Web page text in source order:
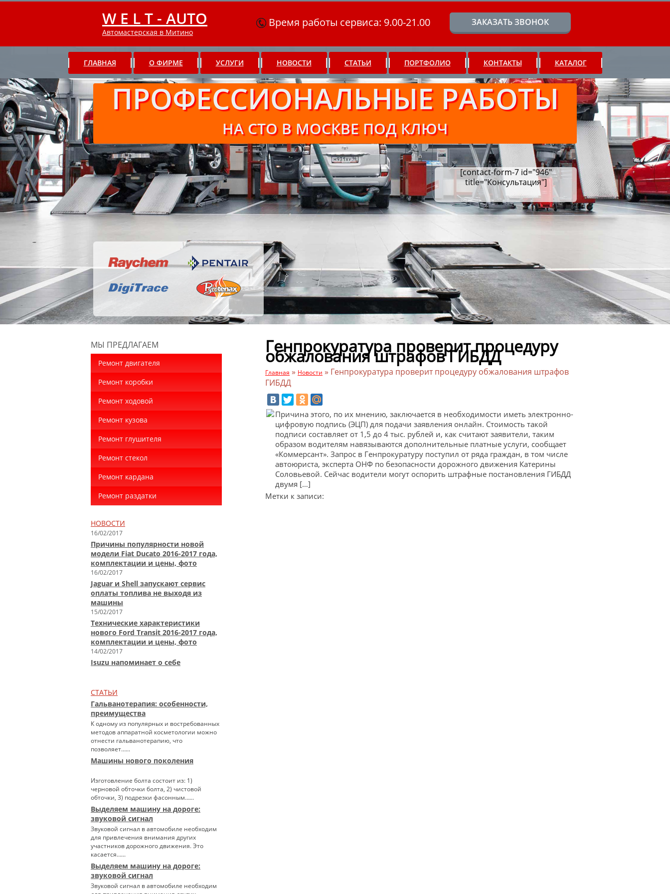
W E L T - AUTO
Автомастерская в Митино
Время работы сервиса: 9.00-21.00 ЗАКАЗАТЬ ЗВОНОК
ГЛАВНАЯ О ФИРМЕ УСЛУГИ НОВОСТИ СТАТЬИ ПОРТФОЛИО КОНТАКТЫ КАТАЛОГ
ПРОФЕССИОНАЛЬНЫЕ РАБОТЫ
НА СТО В МОСКВЕ ПОД КЛЮЧ
[contact-form-7 id="946"
title="Консультация"]
МЫ ПРЕДЛАГАЕМ
Ремонт двигателя
Ремонт коробки
Ремонт ходовой
Ремонт кузова
Ремонт глушителя
Ремонт стекол
Ремонт кардана
Ремонт раздатки
НОВОСТИ
16/02/2017
Причины популярности новой
модели Fiat Ducato 2016-2017 года,
комплектации и цены, фото
16/02/2017
Jaguar и Shell запускают сервис
оплаты топлива не выходя из
машины
15/02/2017
Технические характеристики
нового Ford Transit 2016-2017 года,
комплектации и цены, фото
14/02/2017
Isuzu напоминает о себе
СТАТЬИ
Гальванотерапия: особенности,
преимущества
К одному из популярных и востребованных
методов аппаратной косметологии можно
отнести гальванотерапию, что
позволяет…...
Машины нового поколения
Изготовление болта состоит из: 1)
черновой обточки болта, 2) чистовой
обточки, 3) подрезки фасонным…...
Выделяем машину на дороге:
звуковой сигнал
Звуковой сигнал в автомобиле необходим
для привлечения внимания других
участников дорожного движения. Это
касается…...
Выделяем машину на дороге:
звуковой сигнал
Звуковой сигнал в автомобиле необходим
Генпрокуратура проверит процедуру
обжалования штрафов ГИБДД
Главная » Новости » Генпрокуратура проверит процедуру обжалования штрафов
ГИБДД
Причина этого, по их мнению, заключается в необходимости иметь электронно-
цифровую подпись (ЭЦП) для подачи заявления онлайн. Стоимость такой
подписи составляет от 1,5 до 4 тыс. рублей и, как считают заявители, таким
образом водителям навязываются дополнительные платные услуги, сообщает
«Коммерсант». Запрос в Генпрокуратуру поступил от ряда граждан, в том числе
автоюриста, эксперта ОНФ по безопасности дорожного движения Катерины
Соловьевой. Сейчас водители могут оспорить штрафные постановления ГИБДД
двумя […]
Метки к записи: